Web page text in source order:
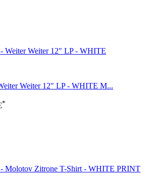
Weiter 12" LP - WHITE M...
*